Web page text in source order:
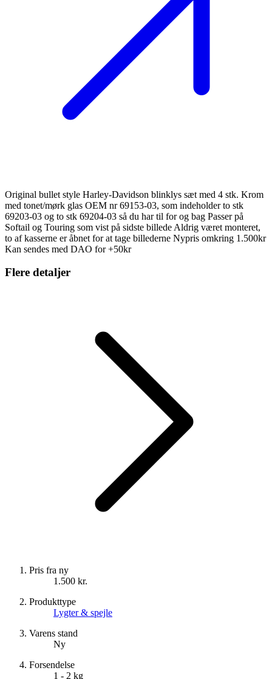
Original bullet style Harley-Davidson blinklys sæt med 4 stk. Krom
med tonet/mørk glas OEM nr 69153-03, som indeholder to stk
69203-03 og to stk 69204-03 så du har til for og bag Passer på
Softail og Touring som vist på sidste billede Aldrig været monteret,
to af kasserne er åbnet for at tage billederne Nypris omkring 1.500kr
Kan sendes med DAO for +50kr
Flere detaljer
Pris fra ny
1.500 kr.
Produkttype
Lygter & spejle
Varens stand
Ny
Forsendelse
1 - 2 kg